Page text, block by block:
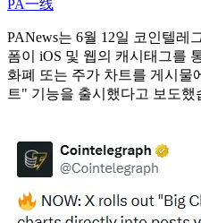
PA一线
PANews는 6월 12일 코인텔레
폼이 iOS 및 웹의 캐시태그를
화폐 또는 주가 차트를 게시물
트" 기능을 출시했다고 보도했